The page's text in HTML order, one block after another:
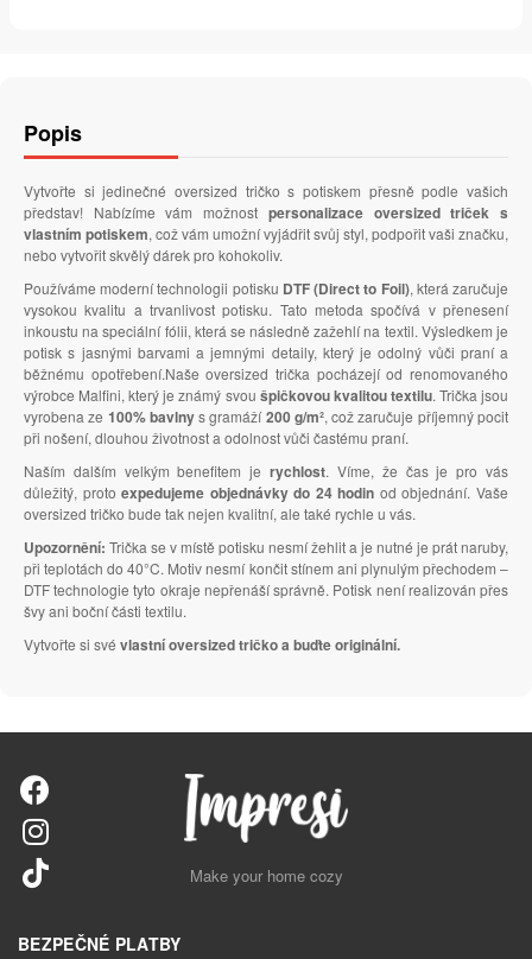
Popis
Vytvořte si jedinečné oversized tričko s potiskem přesně podle vašich
představ! Nabízíme vám možnost personalizace oversized triček s
vlastním potiskem, což vám umožní vyjádřit svůj styl, podpořit vaši značku,
nebo vytvořit skvělý dárek pro kohokoliv.
Používáme moderní technologii potisku DTF (Direct to Foil), která zaručuje
vysokou kvalitu a trvanlivost potisku. Tato metoda spočívá v přenesení
inkoustu na speciální fólii, která se následně zažehlí na textil. Výsledkem je
potisk s jasnými barvami a jemnými detaily, který je odolný vůči praní a
běžnému opotřebení.Naše oversized trička pocházejí od renomovaného
výrobce Malfini, který je známý svou špičkovou kvalitou textilu. Trička jsou
vyrobena ze 100% bavlnys gramáží200 g/m², což zaručuje příjemný pocit
při nošení, dlouhou životnost a odolnost vůči častému praní.
Naším dalším velkým benefitem jerychlost. Víme, že čas je pro vás
důležitý, protoexpedujeme objednávky do 24 hodin od objednání. Vaše
oversized tričko bude tak nejen kvalitní, ale také rychle u vás.
Upozornění: Trička se v místě potisku nesmí žehlit a je nutné je prát naruby,
při teplotách do 40°C. Motiv nesmí končit stínem ani plynulým přechodem –
DTF technologie tyto okraje nepřenáší správně. Potisk není realizován přes
švy ani boční části textilu.
Vytvořte si své vlastní oversized tričko a buďte originální.
Make your home cozy
BEZPEČNÉ PLATBY